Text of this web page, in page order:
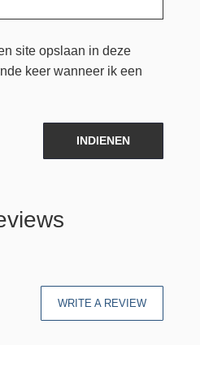
site opslaan in deze
keer wanneer ik een
INDIENEN
WRITE A REVIEW